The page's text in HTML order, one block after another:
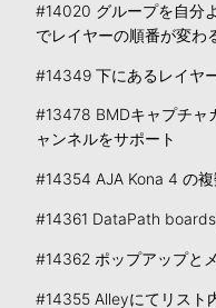
#14020 グループを自分
でレイヤーの順番が変わ
#14349 下にあるレイヤ
#13478 BMDキャプチャ
ャンネルをサポート
#14354 AJA Kona 4 の複
#14361 DataPath
#14362 ポップアップと
#14355 Alleyにてリスト